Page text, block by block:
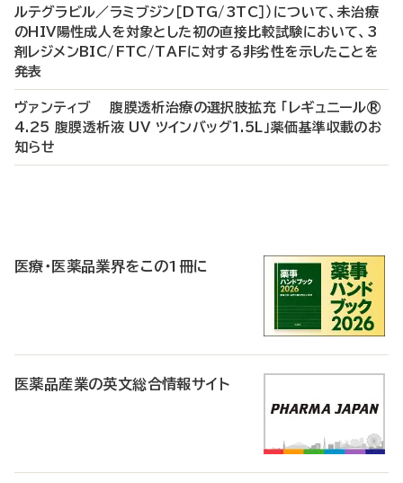
ルテグラビル／ラミブジン［DTG/3TC］）について、未治療
のHIV陽性成人を対象とした初の直接比較試験において、3
剤レジメンBIC/FTC/TAFに対する非劣性を示したことを
発表
ヴァンティブ 腹膜透析治療の選択肢拡充 「レギュニール®
4.25 腹膜透析液 UV ツインバッグ1.5L」薬価基準収載のお
知らせ
医療・医薬品業界をこの1冊に
医薬品産業の英文総合情報サイト